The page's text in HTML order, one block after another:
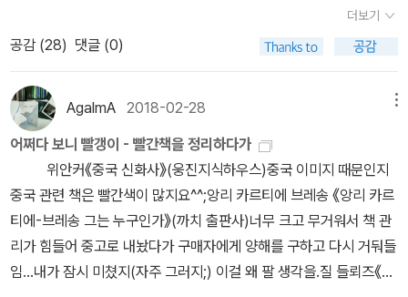
그 이상도 가능할 것. / 다른 문장일 것.”이라 노래했다고 썼다. 즉 백
명 이 훨씬 넘는 자신의 시를 읽는 독자를 포기하는 한이 있더라도, 시
소수의 전문교육을 받은 자들과 향유할, 여태까지 쓴 적이 없는 문장
을 탐구할 것을 시인으로의 기치로 삼은 거다. 그러니 내가 김언의 시
를 도무지 이해하지 못한다고 해서 남부끄러워할 일은 아니다. 시인
자신이, 자기가 시를 쓰는 행위는 애초부터 아리스토텔레스가 <니코
마코스 윤리학>에서 말한 바 있는 탁월한 자, 탁월한 소수의 쾌락을
위한 것임을 천명하였으니. 예를 들어 이런 시. 이중근 j j와 k는 천
박한 방정식을 푼다 그와 그는 동명이인이지만 하나의 근을 가진다
사이에 f가 들어간다 미스터리한 사건일수록 해도 없고 부작용도 없
할 수 없는 시들이 쓰여 있으니 그렇게 판단해도 될 듯하다. 이 시집에
나온 한 구절... 전위는 새롭지만 선호하는 부위가 다르다 ('취향의 문
다르다는 말이 전위에 속한 사람들도 각자 자신의 취향에 따라 다르
게 나타난다는 건지, 전위를 좋아하는 사람들도 다양하다는 건지는
모르겠지만 하나가 아닌 다양성. 단순성이 아닌 복잡성. 그래서 무언
가를 더 생각하게 만드는 것. 그것이 전위가 할 역할이고, 전위를 자처
하는 시인은 시를 통해서 기존의 통념을 뒤집을 수 있어야 하지 않을
까 한다. 왜냐하면 그가 사용하는 언어는 기존의 언어로 해석되기가
매우 힘드니까, 무언가 새로운 의미를 덧붙여야 하기 때문이다. 시인
이 시 속에서 한 이 말처럼. 모든 언어는 은어니까 ('톰의 혼령들과 하
실하지 않으니 아는 시인이라고 할 수도 없다. 알다가도 모르는 시인
이 아니라 아는지도 모르는 시인. 마음은커녕 얼굴도 모르고(검색해
볼 수는 있겠으나) 심지어 성별도 모른다. 1998년에 등단했으니 20
년차 중견이건만.해설을 쓴 조재룡 교수에 따르면 김언 시의 키워드
는 ‘실험‘이다. 실험적인 시를 쓰거나 시를 실험하는 시인? ‘시인의
말‘에서 ˝대부분은 시가 아니라고 생각하고 썼다˝고 적었다. 시가 아
니라고 생각했지만 시집으로 묶어냈으니 의도에 반하여 시가 되었다
는 뜻일 수도 있고, 원래 시가 아닌 걸(비시) 시로 쓴다는 뜻일 수도
있겠다. ‘실험‘이 트레이드마크라면 이번 시집에만 해당하는 발언도
아니겠다. 김언의 실험성에 대한 해명은 김언 시의 이력을 꿰뚫고 있
는 해설자에게 맡기고, 몇 편 읽어본 느낌만 적자면 이번 시집은 ‘트레
더보기
공감 (28) 댓글 (0)
AgalmA 2018-02-28
어쩌다 보니 빨갱이 - 빨간책을 정리하다가
중국 관련 책은 빨간색이 많지요^^;앙리 카르티에 브레송 《앙리 카르
티에-브레송 그는 누구인가》(까치 출판사)너무 크고 무거워서 책 관
리가 힘들어 중고로 내놨다가 구매자에게 양해를 구하고 다시 거둬들
임...내가 잠시 미쳤지(자주 그러지;) 이걸 왜 팔 생각을.질 들뢰즈《천